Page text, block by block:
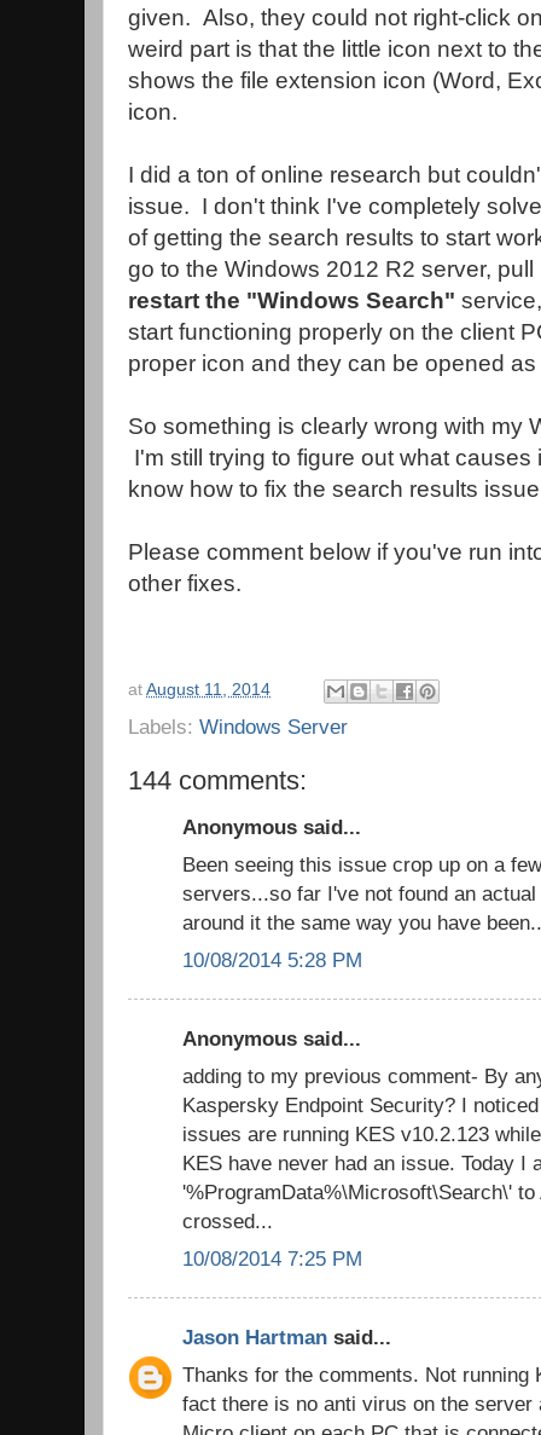
given. Also, they could not right-click
weird part is that the little icon next to
shows the file extension icon (Word,
icon.
I did a ton of online research but
issue. I don't think I've completely
of getting the search results to start
go to the Windows 2012 R2 server,
restart the "Windows Search"
start functioning properly on the client
proper icon and they can be opened
So something is clearly wrong with my
I'm still trying to figure out what causes
know how to fix the search results
Please comment below if you've run
other fixes.
at August 11, 2014
Labels: Windows Server
144 comments:
Anonymous said...
Been seeing this issue crop up on a
servers...so far I've not found an
around it the same way you have
10/08/2014 5:28 PM
Anonymous said...
adding to my previous comment- By
Kaspersky Endpoint Security? I
issues are running KES v10.2.123
KES have never had an issue. Today I
'%ProgramData%\Microsoft\Search\'
crossed...
10/08/2014 7:25 PM
Jason Hartman said...
Thanks for the comments. Not running
fact there is no anti virus on the server